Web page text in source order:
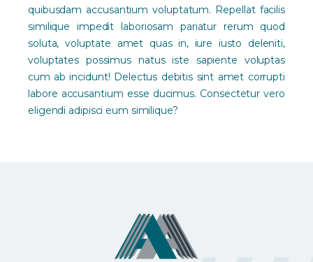
quibusdam accusantium voluptatum. Repellat facilis
similique impedit laboriosam pariatur rerum quod
soluta, voluptate amet quas in, iure iusto deleniti,
voluptates possimus natus iste sapiente voluptas
cum ab incidunt! Delectus debitis sint amet corrupti
labore accusantium esse ducimus. Consectetur vero
eligendi adipisci eum similique?